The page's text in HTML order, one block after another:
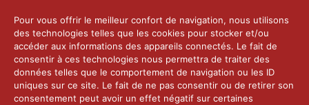
Pour vous offrir le meilleur confort de navigation, nous utilisons
des technologies telles que les cookies pour stocker et/ou
accéder aux informations des appareils connectés. Le fait de
consentir à ces technologies nous permettra de traiter des
données telles que le comportement de navigation ou les ID
uniques sur ce site. Le fait de ne pas consentir ou de retirer son
consentement peut avoir un effet négatif sur certaines
25 juin 2026
2025 – Palais Fédéral – Berne
25 juin 2026